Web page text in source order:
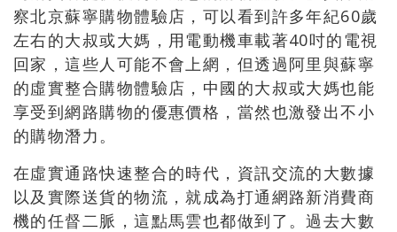
察北京蘇寧購物體驗店，可以看到許多年紀60歲
左右的大叔或大媽，用電動機車載著40吋的電視
回家，這些人可能不會上網，但透過阿里與蘇寧
的虛實整合購物體驗店，中國的大叔或大媽也能
享受到網路購物的優惠價格，當然也激發出不小
的購物潛力。
在虛實通路快速整合的時代，資訊交流的大數據
以及實際送貨的物流，就成為打通網路新消費商
機的任督二脈，這點馬雲也都做到了。過去大數